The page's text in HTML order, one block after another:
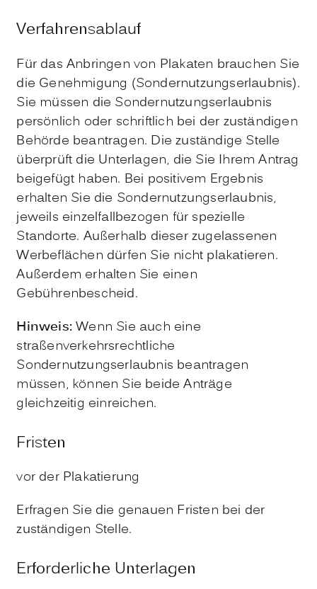
Verfahrensablauf
Für das Anbringen von Plakaten brauchen Sie
die Genehmigung (Sondernutzungserlaubnis).
Sie müssen die Sondernutzungserlaubnis
persönlich oder schriftlich bei der zuständigen
Behörde beantragen. Die zuständige Stelle
überprüft die Unterlagen, die Sie Ihrem Antrag
beigefügt haben. Bei positivem Ergebnis
erhalten Sie die Sondernutzungserlaubnis,
jeweils einzelfallbezogen für spezielle
Standorte. Außerhalb dieser zugelassenen
Werbeflächen dürfen Sie nicht plakatieren.
Außerdem erhalten Sie einen
Gebührenbescheid.
Hinweis:Wenn Sie auch eine
straßenverkehrsrechtliche
Sondernutzungserlaubnis beantragen
müssen, können Sie beide Anträge
gleichzeitig einreichen.
Fristen
vor der Plakatierung
Erfragen Sie die genauen Fristen bei der
zuständigen Stelle.
Erforderliche Unterlagen